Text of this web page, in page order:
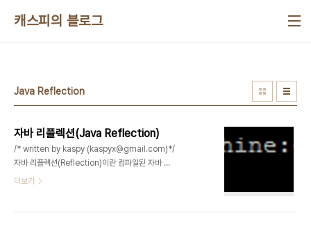
캐스피의 블로그
Java Reflection
자바 리플렉션(Java Reflection)
/* written by kaspy (kaspyx@gmail.com)*/
자바 리플렉션(Reflection)이란 컴파일된 자바 코
드에서 역으로 클래스를 불러서 메소드(Method)
더보기